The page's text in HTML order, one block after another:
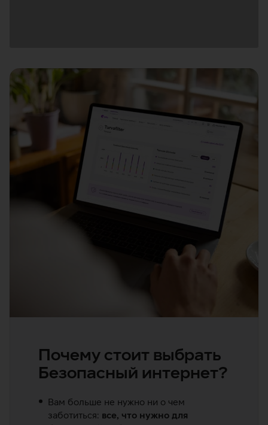
данных
Почему стоит выбрать
Безопасный интернет?
Вам больше не нужно ни о чем
заботиться: все, что нужно для